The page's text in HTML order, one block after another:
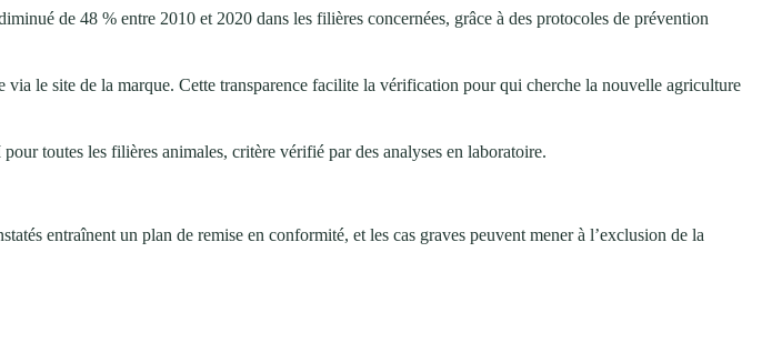
de 48 % entre 2010 et 2020 dans les filières concernées, grâce à des protocoles de prévention
le site de la marque. Cette transparence facilite la vérification pour qui cherche la nouvelle agriculture
pour toutes les filières animales, critère vérifié par des analyses en laboratoire.
entraînent un plan de remise en conformité, et les cas graves peuvent mener à l’exclusion de la